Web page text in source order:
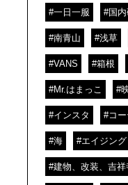
#一日一服 #国
#南青山 #浅草
#VANS #箱根
#Mr.はまっこ #
#インスタ #コ
#海 #エイジング
#建物、改装、吉祥